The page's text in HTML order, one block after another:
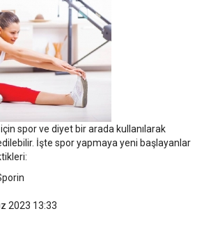
spor ve diyet bir arada kullanılarak
edilebilir. İşte spor yapmaya yeni başlayanlar
2023 13:33